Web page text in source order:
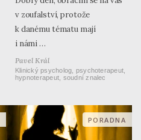
v zoufalství, protože
k danému tématu mají
i námi …
Pavel Král
Klinický psycholog, psychoterapeut,
hypnoterapeut, soudní znalec
PORADNA